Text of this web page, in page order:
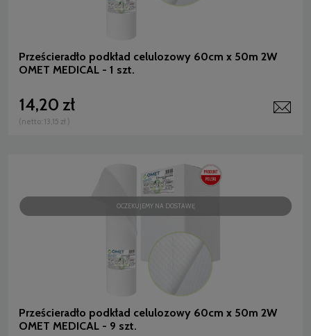
Prześcieradło podkład celulozowy 60cm x 50m 2W
OMET MEDICAL - 1 szt.
14,20 zł
(netto: 13,15 zł )
Prześcieradło podkład celulozowy 60cm x 50m 2W
OMET MEDICAL - 9 szt.
OCZEKUJEMY NA DOSTAWĘ